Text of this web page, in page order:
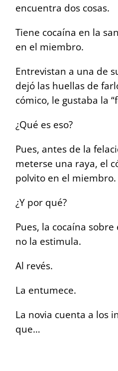
encuentra dos cosas.
Tiene cocaína en la
en el miembro.
Entrevistan a una de
dejó las huellas de
cómico, le gustaba la
¿Qué es eso?
Pues, antes de la
meterse una raya, el
polvito en el miembro.
¿Y por qué?
Pues, la cocaína
no la estimula.
Al revés.
La entumece.
La novia cuenta a los
que…